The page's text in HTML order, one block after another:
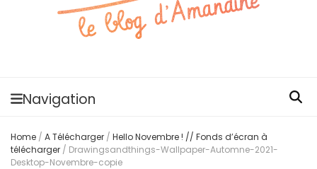
Navigation
Home / A Télécharger / Hello Novembre ! // Fonds d’écran à
télécharger / Drawingsandthings-Wallpaper-Automne-2021-
Desktop-Novembre-copie